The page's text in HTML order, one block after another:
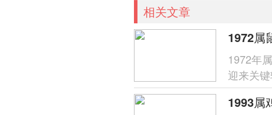
相关文章
1972年
迎来关
作用，
1993属